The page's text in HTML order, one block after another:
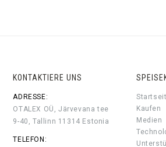
KONTAKTIERE UNS
ADRESSE:
OTALEX OÜ, Järvevana tee
9-40, Tallinn 11314 Estonia
TELEFON:
Kaufen
Medien